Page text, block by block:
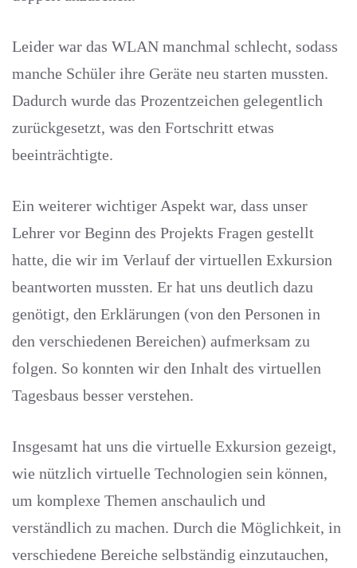
Leider war das WLAN manchmal schlecht, sodass
manche Schüler ihre Geräte neu starten mussten.
Dadurch wurde das Prozentzeichen gelegentlich
zurückgesetzt, was den Fortschritt etwas
beeinträchtigte.
Ein weiterer wichtiger Aspekt war, dass unser
Lehrer vor Beginn des Projekts Fragen gestellt
hatte, die wir im Verlauf der virtuellen Exkursion
beantworten mussten. Er hat uns deutlich dazu
genötigt, den Erklärungen (von den Personen in
den verschiedenen Bereichen) aufmerksam zu
folgen. So konnten wir den Inhalt des virtuellen
Tagesbaus besser verstehen.
Insgesamt hat uns die virtuelle Exkursion gezeigt,
wie nützlich virtuelle Technologien sein können,
um komplexe Themen anschaulich und
verständlich zu machen. Durch die Möglichkeit, in
verschiedene Bereiche selbständig einzutauchen,